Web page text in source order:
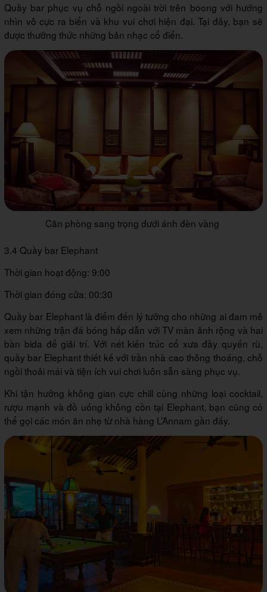
Quầy bar phục vụ chỗ ngồi ngoài trời trên boong với hướng
nhìn vô cực ra biển và khu vui chơi hiện đại. Tại đây, bạn sẽ
được thưởng thức những bản nhạc cổ điển.
Căn phòng sang trọng dưới ánh đèn vàng
3.4 Quầy bar Elephant
Thời gian hoạt động: 9:00
Thời gian đóng cửa: 00:30
Quầy bar Elephant là điểm đến lý tưởng cho những ai đam mê
xem những trận đá bóng hấp dẫn với TV màn ảnh rộng và hai
bàn bida để giải trí. Với nét kiến trúc cổ xưa đầy quyến rũ,
quầy bar Elephant thiết kế với trần nhà cao thông thoáng, chỗ
ngồi thoải mái và tiện ích vui chơi luôn sẵn sàng phục vụ.
Khi tận hưởng không gian cực chill cùng những loại cocktail,
rượu mạnh và đồ uống không cồn tại Elephant, bạn cũng có
thể gọi các món ăn nhẹ từ nhà hàng L’Annam gần đấy.